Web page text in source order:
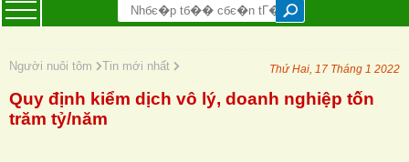
Người nuôi tôm Tin mới nhất Thứ Hai, 17 Tháng 1 2022
Quy định kiểm dịch vô lý, doanh nghiệp tốn
trăm tỷ/năm